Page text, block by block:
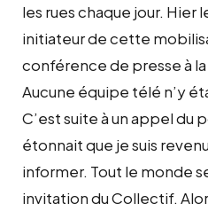
les rues chaque jour. Hier
initiateur de cette
conférence de presse à
Aucune équipe télé n’y
C’est suite à un appel du
étonnait que je suis
informer. Tout le monde
invitation du Collectif.